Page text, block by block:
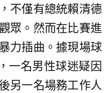
不僅有總統賴清德
眾。然而在比賽進
力插曲。據現場球
一名男性球迷疑因
另一名場務工作人